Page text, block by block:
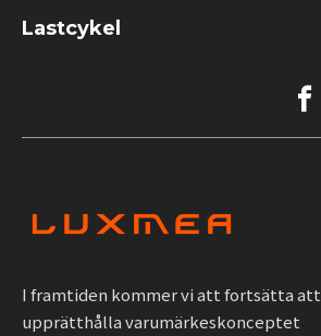
Lastcykel
I framtiden kommer vi att fortsätta att
upprätthålla varumärkeskonceptet